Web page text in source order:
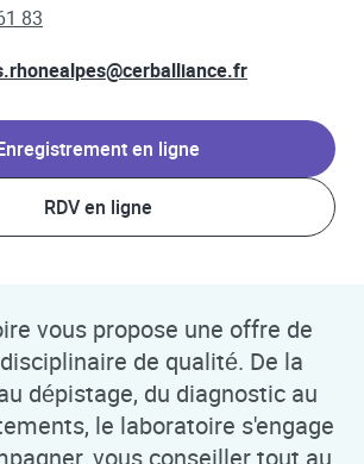
83
en ligne
RDV en ligne
vous propose une offre de
de qualité. De la
dépistage, du diagnostic au
le laboratoire s'engage
vous conseiller tout au